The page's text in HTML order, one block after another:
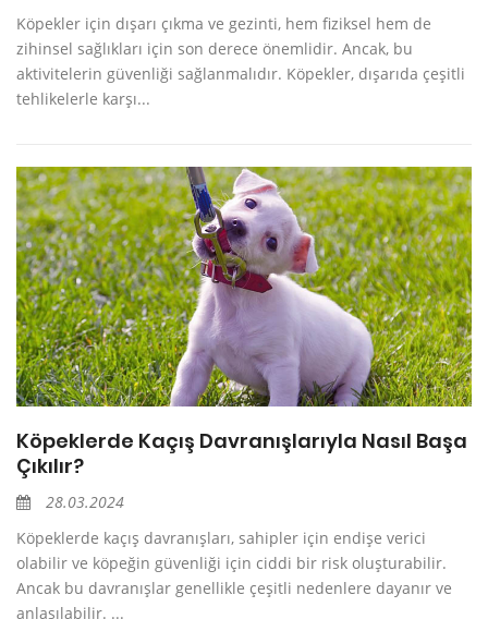
Köpekler için dışarı çıkma ve gezinti, hem fiziksel hem de
zihinsel sağlıkları için son derece önemlidir. Ancak, bu
aktivitelerin güvenliği sağlanmalıdır. Köpekler, dışarıda çeşitli
tehlikelerle karşı...
Köpeklerde Kaçış Davranışlarıyla Nasıl Başa
Çıkılır?
28.03.2024
Köpeklerde kaçış davranışları, sahipler için endişe verici
olabilir ve köpeğin güvenliği için ciddi bir risk oluşturabilir.
Ancak bu davranışlar genellikle çeşitli nedenlere dayanır ve
anlaşılabilir. ...